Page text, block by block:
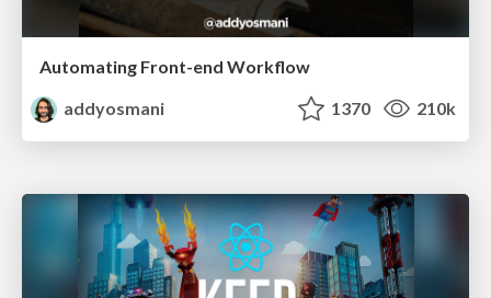
Automating Front-end Workflow
addyosmani
1370 210k